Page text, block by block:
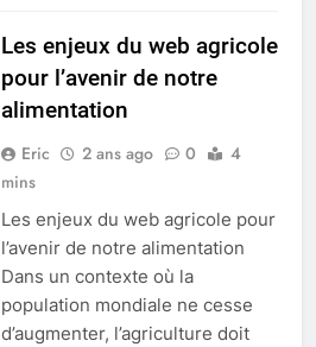
Les enjeux du web agricole
pour l’avenir de notre
alimentation
Eric 2 ans ago 0
4
mins
Les enjeux du web agricole pour
l’avenir de notre alimentation
Dans un contexte où la
population mondiale ne cesse
d’augmenter, l’agriculture doit